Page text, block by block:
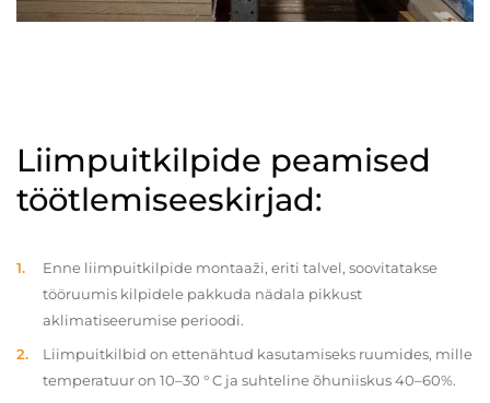
Liimpuitkilpide peamised
töötlemiseeskirjad:
Enne liimpuitkilpide montaaži, eriti talvel, soovitatakse
tööruumis kilpidele pakkuda nädala pikkust
aklimatiseerumise perioodi.
Liimpuitkilbid on ettenähtud kasutamiseks ruumides, mille
temperatuur on 10–30 ° C ja suhteline õhuniiskus 40–60%.